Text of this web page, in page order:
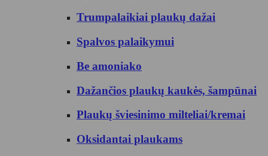
Trumpalaikiai plaukų dažai
Spalvos palaikymui
Be amoniako
Dažančios plaukų kaukės, šampūnai
Plaukų šviesinimo milteliai/kremai
Oksidantai plaukams